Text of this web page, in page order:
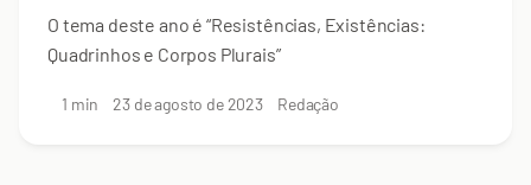
O tema deste ano é “Resistências, Existências:
Quadrinhos e Corpos Plurais”
1 min 23 de agosto de 2023 Redação